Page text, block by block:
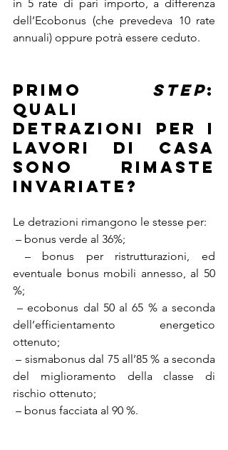
in 5 rate di pari importo, a differenza
dell’Ecobonus (che prevedeva 10 rate
annuali) oppure potrà essere ceduto.
Primo step:
Quali
detrazioni per i
lavori di casa
sono rimaste
invariate?
Le detrazioni rimangono le stesse per:
– bonus verde al 36%;
eventuale bonus mobili annesso, al 50
%;
– ecobonus dal 50 al 65 % a seconda
dell’efficientamento energetico
ottenuto;
– sismabonus dal 75 all’85 % a seconda
del miglioramento della classe di
rischio ottenuto;
– bonus facciata al 90 %.